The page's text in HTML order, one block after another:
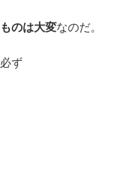
のは大変なのだ。
ず